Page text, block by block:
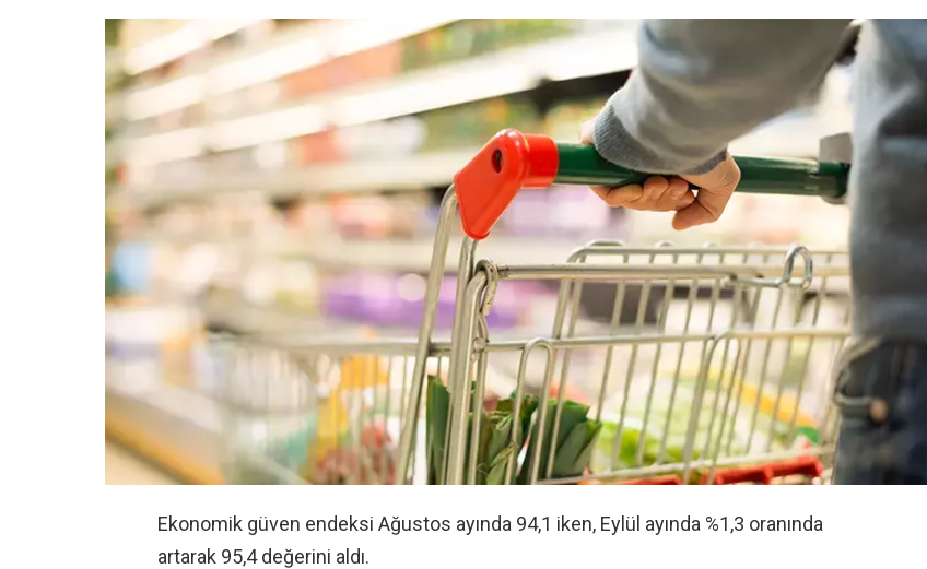
Ekonomik güven endeksi Ağustos ayında 94,1 iken, Eylül ayında %1,3 oranında
artarak 95,4 değerini aldı.